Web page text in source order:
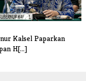
Kalsel Paparkan
H[...]